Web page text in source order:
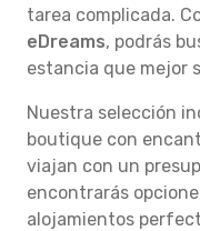
tarea complicada.
eDreams, podrás
estancia que mejor
Nuestra selección
boutique con
viajan con un
encontrarás
alojamientos